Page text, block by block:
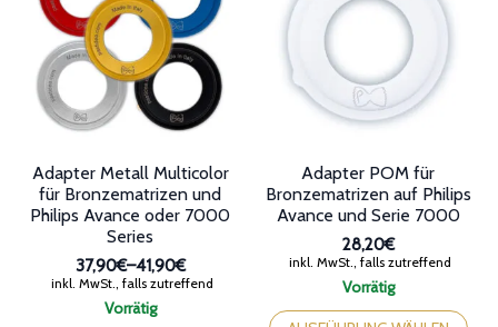
Vorrätig
Adapter Metall Multicolor
für Bronzematrizen und
Philips Avance oder 7000
Series
37,90€–41,90€
Preisspanne:
37,90€
inkl. MwSt., falls zutreffend Vorrätig
Adapter POM für
Bronzematrizen auf Philips
Avance und Serie 7000
28,20€
inkl. MwSt., falls zutreffend
Dieses